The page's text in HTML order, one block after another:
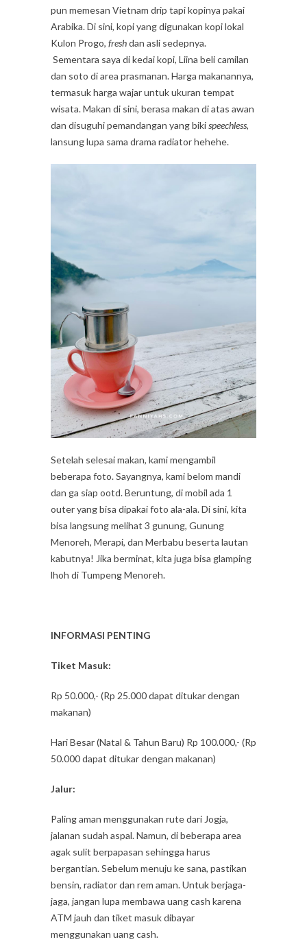
pun memesan Vietnam drip tapi kopinya pakai
Arabika. Di sini, kopi yang digunakan kopi lokal
Kulon Progo, freshdan asli sedepnya.
Sementara saya di kedai kopi, Liina beli camilan
dan soto di area prasmanan. Harga makanannya,
termasuk harga wajar untuk ukuran tempat
wisata. Makan di sini, berasa makan di atas awan
dan disuguhi pemandangan yang bikispeechless,
lansung lupa sama drama radiator hehehe.
Setelah selesai makan, kami mengambil
beberapa foto. Sayangnya, kami belom mandi
dan ga siap ootd. Beruntung, di mobil ada 1
outer yang bisa dipakai foto ala-ala. Di sini, kita
bisa langsung melihat 3 gunung, Gunung
Menoreh, Merapi, dan Merbabu beserta lautan
kabutnya! Jika berminat, kita juga bisa glamping
lhoh di Tumpeng Menoreh.
INFORMASI PENTING
Tiket Masuk:
Rp 50.000,- (Rp 25.000 dapat ditukar dengan
makanan)
Hari Besar (Natal & Tahun Baru) Rp 100.000,- (Rp
50.000 dapat ditukar dengan makanan)
Jalur:
Paling aman menggunakan rute dari Jogja,
jalanan sudah aspal. Namun, di beberapa area
agak sulit berpapasan sehingga harus
bergantian. Sebelum menuju ke sana, pastikan
bensin, radiator dan rem aman. Untuk berjaga-
jaga, jangan lupa membawa uang cash karena
ATM jauh dan tiket masuk dibayar
menggunakan uang cash.